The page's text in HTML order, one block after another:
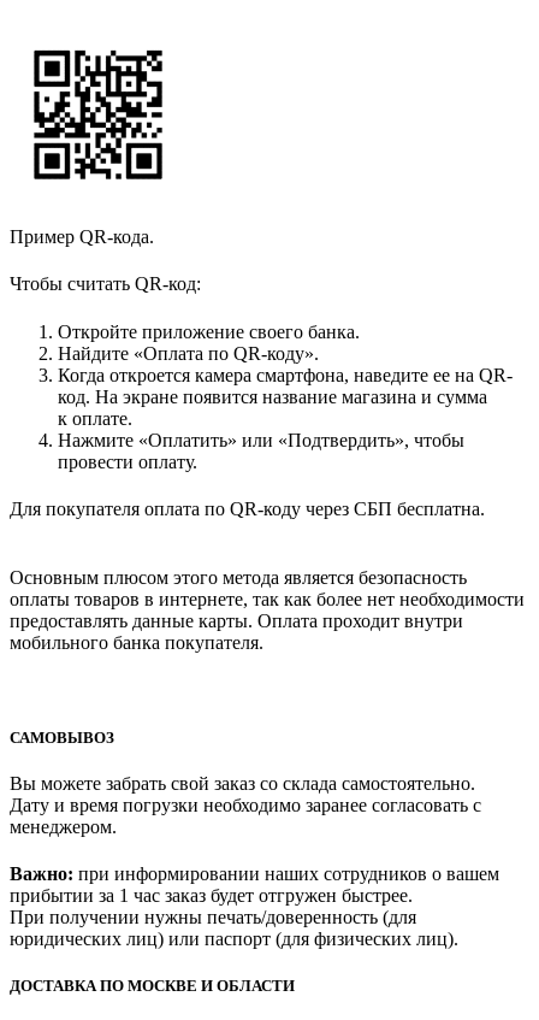
Пример QR-кода.
Чтобы считать QR-код:
Откройте приложение своего банка.
Найдите «Оплата по QR-коду».
Когда откроется камера смартфона, наведите ее на QR-
код. На экране появится название магазина и сумма
к оплате.
Нажмите «Оплатить» или «Подтвердить», чтобы
провести оплату.
Для покупателя оплата по QR-коду через СБП бесплатна.
Основным плюсом этого метода является безопасность
оплаты товаров в интернете, так как более нет необходимости
предоставлять данные карты. Оплата проходит внутри
мобильного банка покупателя.
САМОВЫВОЗ
Вы можете забрать свой заказ со склада самостоятельно.
Дату и время погрузки необходимо заранее согласовать с
менеджером.
Важно: при информировании наших сотрудников о вашем
прибытии за 1 час заказ будет отгружен быстрее.
При получении нужны печать/доверенность (для
юридических лиц) или паспорт (для физических лиц).
ДОСТАВКА ПО МОСКВЕ И ОБЛАСТИ